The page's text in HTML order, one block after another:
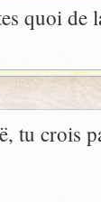
quoi de
tu crois